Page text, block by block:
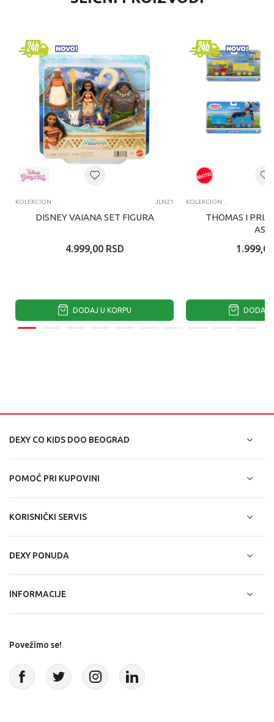
KOLEKCIONARSKE FIGURE I SETOVI JLN21
DISNEY VAIANA SET FIGURA
4.999,00 RSD
DODAJ U KORPU
KOLEKCIONARSKE FIGURE I SETOVI
THOMAS I
1.999,00
DODAJ
DEXY CO KIDS DOO BEOGRAD
POMOĆ PRI KUPOVINI
KORISNIČKI SERVIS
DEXY PONUDA
INFORMACIJE
Povežimo se!